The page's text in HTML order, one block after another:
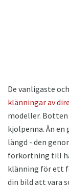
De vanligaste
klänningar av
modeller.
kjolpenna. Än en
längd - den
förkortning till
klänning för ett
din bild att vara